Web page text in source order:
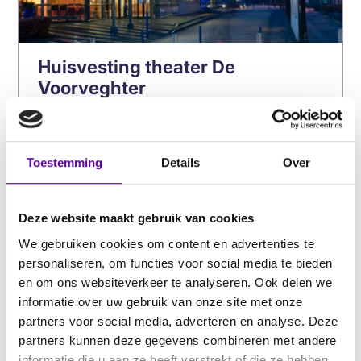
Toestemming Details Over
Deze website maakt gebruik van cookies
We gebruiken cookies om content en advertenties te
personaliseren, om functies voor social media te bieden
en om ons websiteverkeer te analyseren. Ook delen we
informatie over uw gebruik van onze site met onze
partners voor social media, adverteren en analyse. Deze
partners kunnen deze gegevens combineren met andere
Huisvesting theater De
Voorveghter
Onderzoek naar het duurzaam huisvesten
van sport-, ontmoeting, welzijn- en
zorgvoorzieningen in de wijk Baalder.
tips
haar